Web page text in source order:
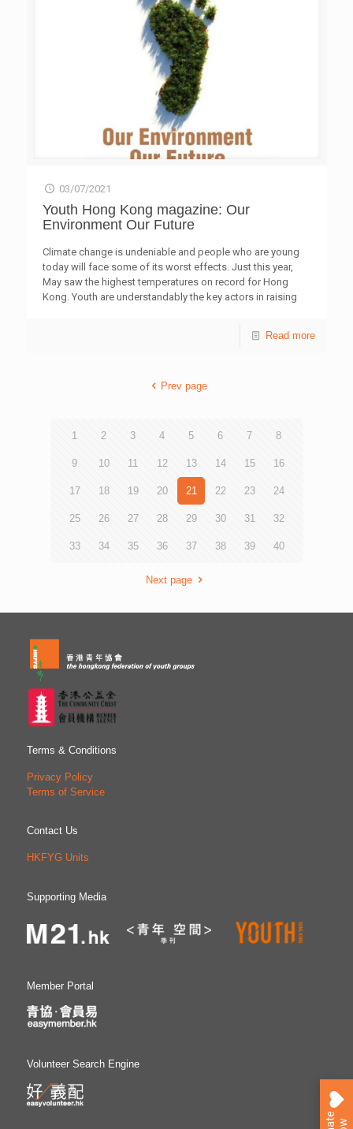
03/07/2021
Youth Hong Kong magazine: Our
Environment Our Future
Climate change is undeniable and people who are young
today will face some of its worst effects. Just this year,
May saw the highest temperatures on record for Hong
Kong. Youth are understandably the key actors in raising
overflowing landfills, rising mean sea levels and the risks
Local Conference of Youth (LCOY) which shares the
Read more
Prev page
1 2 3 4 5 6 7 8
9 10 11 12 13 14 15 16
17 18 19 20 21 22 23 24
25 26 27 28 29 30 31 32
33 34 35 36 37 38 39 40
Next page
Terms & Conditions
Privacy Policy
Terms of Service
Contact Us
HKFYG Units
Supporting Media
Member Portal
Volunteer Search Engine